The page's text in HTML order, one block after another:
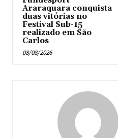
Araraquara conquista
duas vitórias no
Festival Sub-15
realizado em São
Carlos
08/08/2026